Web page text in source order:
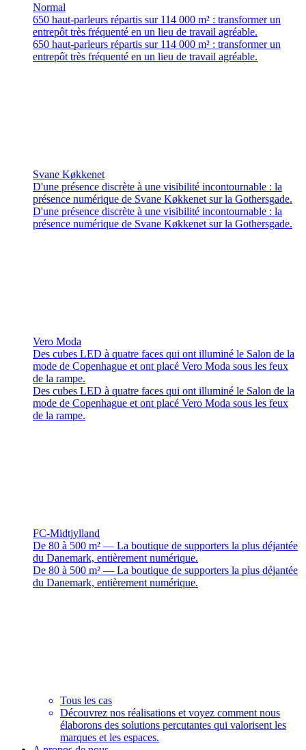
Normal
650 haut-parleurs répartis sur 114 000 m² : transformer un
entrepôt très fréquenté en un lieu de travail agréable.
650 haut-parleurs répartis sur 114 000 m² : transformer un
entrepôt très fréquenté en un lieu de travail agréable.
Svane Køkkenet
D'une présence discrète à une visibilité incontournable : la
présence numérique de Svane Køkkenet sur la Gothersgade.
D'une présence discrète à une visibilité incontournable : la
présence numérique de Svane Køkkenet sur la Gothersgade.
Vero Moda
Des cubes LED à quatre faces qui ont illuminé le Salon de la
mode de Copenhague et ont placé Vero Moda sous les feux
de la rampe.
Des cubes LED à quatre faces qui ont illuminé le Salon de la
mode de Copenhague et ont placé Vero Moda sous les feux
de la rampe.
FC-Midtjylland
De 80 à 500 m² — La boutique de supporters la plus déjantée
du Danemark, entièrement numérique.
De 80 à 500 m² — La boutique de supporters la plus déjantée
du Danemark, entièrement numérique.
Tous les cas
Découvrez nos réalisations et voyez comment nous
élaborons des solutions percutantes qui valorisent les
marques et les espaces.